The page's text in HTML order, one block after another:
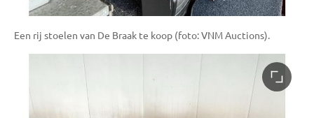
Een rij stoelen van De Braak te koop (foto: VNM Auctions).